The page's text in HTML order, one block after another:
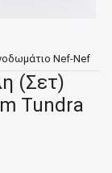
Nef-Nef
(Σετ)
Tundra